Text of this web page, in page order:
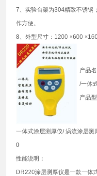
7、实验台架为304精致不锈钢
作方便。
8、外型尺寸：1200 ×600
产品
/一体
产品
一体式涂层测厚仪/ 涡流涂层
0
性能说明：
DR220涂层测厚仪是一款一体